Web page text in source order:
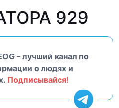
929
– лучший канал по
о людях и
Подписывайся!